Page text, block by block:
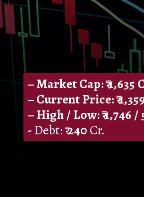
– Market Cap: ₹1,635
– Current Price: ₹
– High / Low: ₹1,746/
-Debt: ₹240Cr.